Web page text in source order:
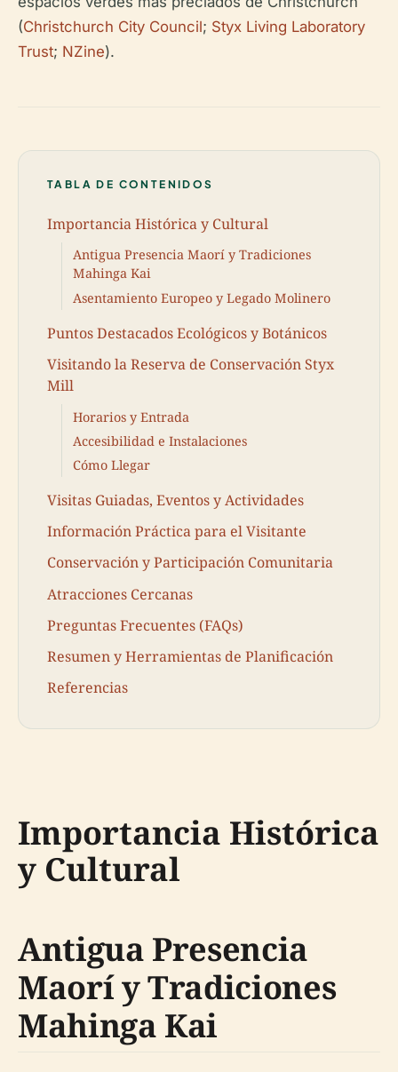
(Christchurch City Council; Styx Living Laboratory
Trust; NZine).
TABLA DE CONTENIDOS
Importancia Histórica y Cultural
Antigua Presencia Maorí y Tradiciones
Mahinga Kai
Asentamiento Europeo y Legado Molinero
Puntos Destacados Ecológicos y Botánicos
Visitando la Reserva de Conservación Styx
Mill
Horarios y Entrada
Accesibilidad e Instalaciones
Cómo Llegar
Visitas Guiadas, Eventos y Actividades
Información Práctica para el Visitante
Conservación y Participación Comunitaria
Atracciones Cercanas
Preguntas Frecuentes (FAQs)
Resumen y Herramientas de Planificación
Referencias
Importancia Histórica
y Cultural
Antigua Presencia
Maorí y Tradiciones
Mahinga Kai